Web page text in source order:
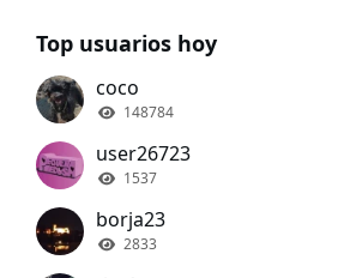
Top usuarios hoy
coco
148784
user26723
1537
borja23
2833